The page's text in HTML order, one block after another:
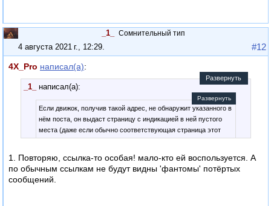
_1_ Сомнительный тип
4 августа 2021 г., 12:29 #12
4X_Pro написал(а):
Развернуть
_1_ написал(а):
Развернуть
Если движок, получив такой адрес, не обнаружит указанного в
нём поста, он выдаст страницу с индикацией в ней пустого
места (даже если обычно соответствующая страница этот
след поста не отображает). По этой индикации можно понять:
этой движухи.
Идея хорошая, но слишком сложно реализуемая. Точнее
основная сложность в том, чтобы не учитывать эти
1. Повторяю, ссылка-то особая! мало-кто ей воспользуется. А
по обычным ссылкам не будут видны 'фантомы' потёртых
сообщений.